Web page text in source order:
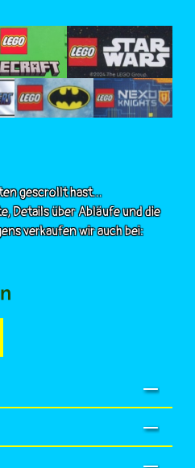
gescrollt hast...
Details über Abläufe und die
verkaufen wir auch bei: